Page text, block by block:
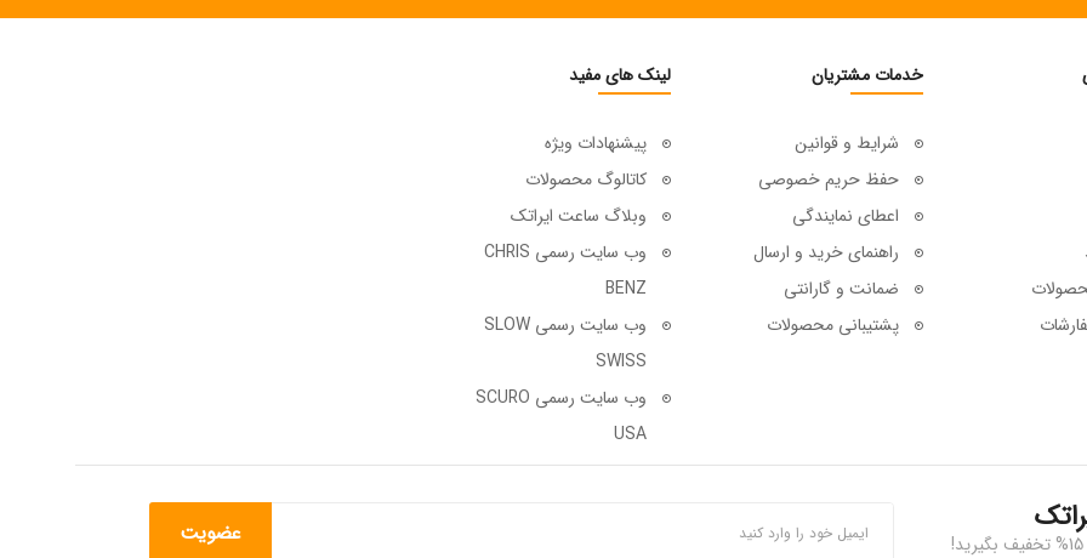
خدمات مشتریان
شرایط و قوانین
حفظ حریم خصوصی
اعطای نمایندگی
راهنمای خرید و ارسال
ضمانت و گارانتی
پشتیبانی محصولات
لینک های مفید
پیشنهادات ویژه
کاتالوگ محصولات
وبلاگ ساعت ایراتک
وب سایت رسمی CHRIS
BENZ
وب سایت رسمی SLOW
SWISS
وب سایت رسمی SCURO
USA
عضویت